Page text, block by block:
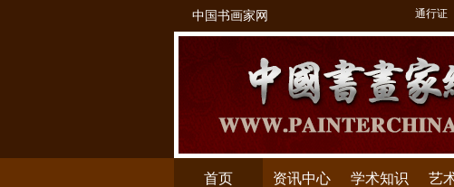
中国书画家网 通行证
首页 资讯中心 学术知识 艺